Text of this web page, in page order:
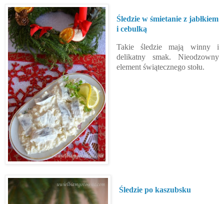
Śledzie w śmietanie z jabłkiem
i cebulką
Takie śledzie mają winny i
delikatny smak. Nieodzowny
element świątecznego stołu.
Śledzie po kaszubsku